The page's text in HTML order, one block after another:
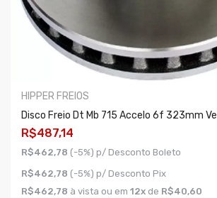
HIPPER FREIOS
Disco Freio Dt Mb 715 Accelo 6f 323mm
R$487,14
R$462,78 (-5%) p/ Desconto Boleto
R$462,78 (-5%) p/ Desconto Pix
R$462,78 à vista ou em 12x de R$40,60